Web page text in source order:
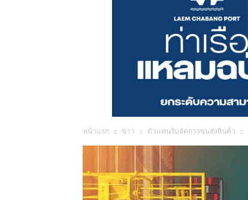
หน้าแรก ข่าว ตัวแทนรับจัดการขนส่งสินค้า